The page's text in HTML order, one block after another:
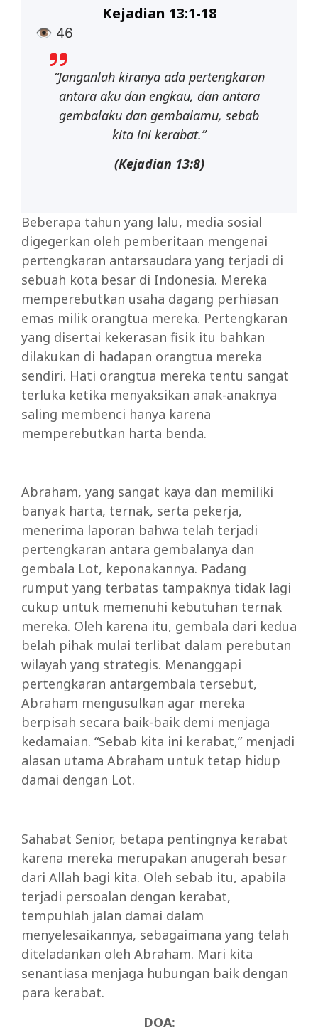
👁 46
Kejadian 13:1-18
“Janganlah kiranya ada pertengkaran
antara aku dan engkau, dan antara
gembalaku dan gembalamu, sebab
kita ini kerabat.”
(Kejadian 13:8)
Beberapa tahun yang lalu, media sosial
digegerkan oleh pemberitaan mengenai
pertengkaran antarsaudara yang terjadi di
sebuah kota besar di Indonesia. Mereka
memperebutkan usaha dagang perhiasan
emas milik orangtua mereka. Pertengkaran
yang disertai kekerasan fisik itu bahkan
dilakukan di hadapan orangtua mereka
sendiri. Hati orangtua mereka tentu sangat
terluka ketika menyaksikan anak-anaknya
saling membenci hanya karena
memperebutkan harta benda.
Abraham, yang sangat kaya dan memiliki
banyak harta, ternak, serta pekerja,
menerima laporan bahwa telah terjadi
pertengkaran antara gembalanya dan
gembala Lot, keponakannya. Padang
rumput yang terbatas tampaknya tidak lagi
cukup untuk memenuhi kebutuhan ternak
mereka. Oleh karena itu, gembala dari kedua
belah pihak mulai terlibat dalam perebutan
wilayah yang strategis. Menanggapi
pertengkaran antargembala tersebut,
Abraham mengusulkan agar mereka
berpisah secara baik-baik demi menjaga
kedamaian. “Sebab kita ini kerabat,” menjadi
alasan utama Abraham untuk tetap hidup
damai dengan Lot.
Sahabat Senior, betapa pentingnya kerabat
karena mereka merupakan anugerah besar
dari Allah bagi kita. Oleh sebab itu, apabila
terjadi persoalan dengan kerabat,
tempuhlah jalan damai dalam
menyelesaikannya, sebagaimana yang telah
diteladankan oleh Abraham. Mari kita
senantiasa menjaga hubungan baik dengan
para kerabat.
DOA: